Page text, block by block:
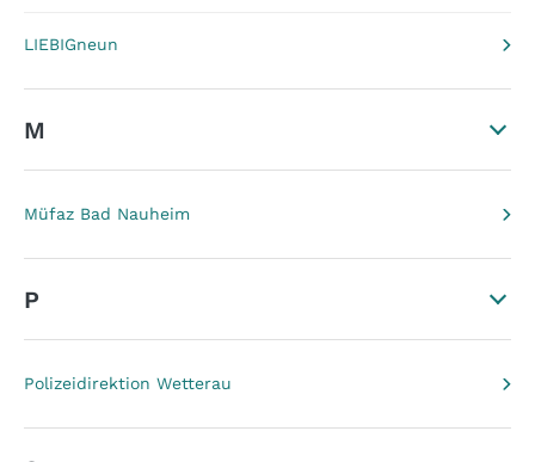
LIEBIGneun
M
Müfaz Bad Nauheim
P
Polizeidirektion Wetterau